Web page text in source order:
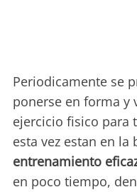
Periodicamente se
ponerse en forma y
ejercicio fisico para
esta vez estan en la
entrenamiento
en poco tiempo,